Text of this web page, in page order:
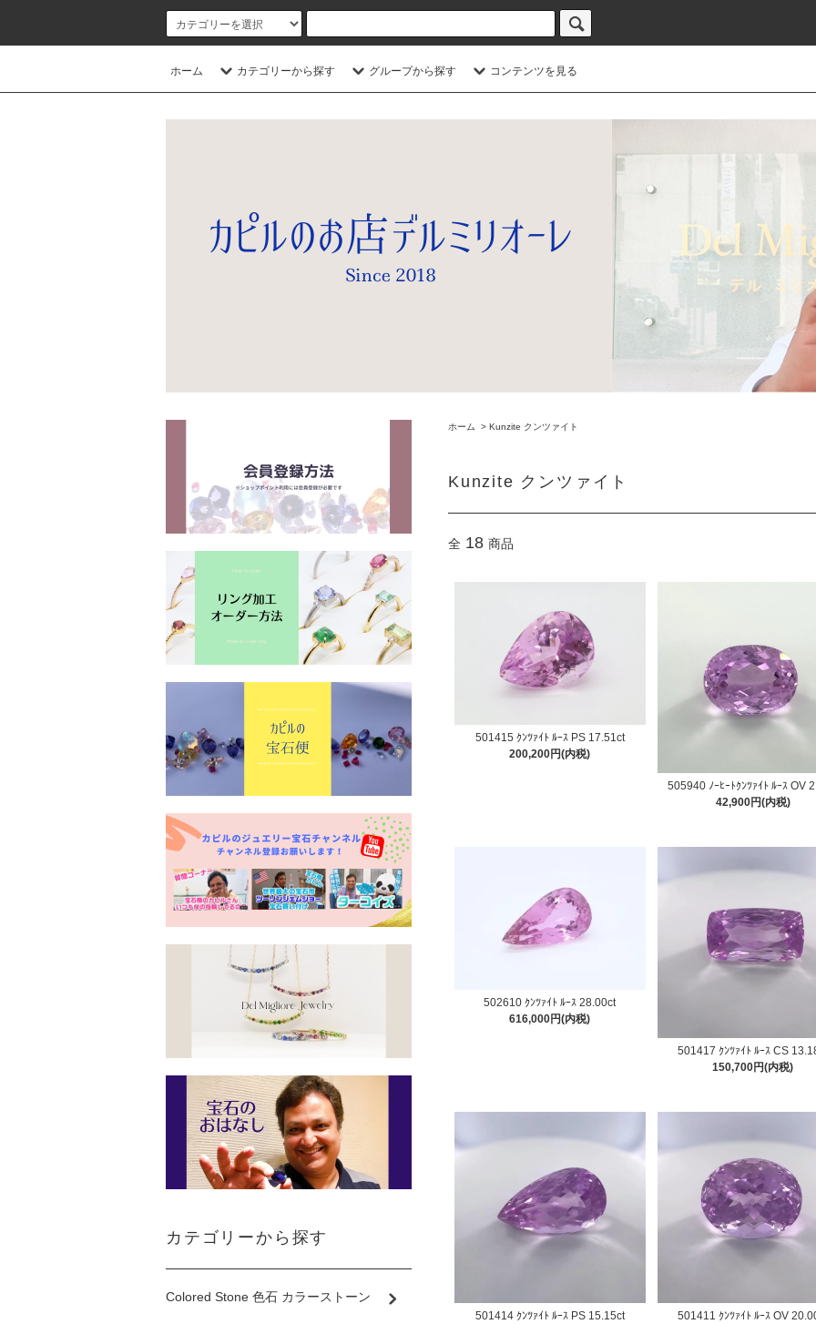
ホーム カテゴリーから探す グループから探す コンテンツを見る
ホーム > Kunzite クンツァイト
Kunzite クンツァイト
全 18 商品
501415 ｸﾝﾂｧｲﾄ ﾙｰｽ PS 17.51ct
200,200円(内税)
505940 ﾉｰﾋｰﾄｸﾝﾂｧｲﾄ ﾙｰｽ OV
42,900円(内税)
502610 ｸﾝﾂｧｲﾄ ﾙｰｽ 28.00ct
616,000円(内税)
501417 ｸﾝﾂｧｲﾄ ﾙｰｽ CS
150,700円(内税)
501414 ｸﾝﾂｧｲﾄ ﾙｰｽ PS 15.15ct
501411 ｸﾝﾂｧｲﾄ ﾙｰｽ OV
カテゴリーから探す
Colored Stone 色石 カラーストーン